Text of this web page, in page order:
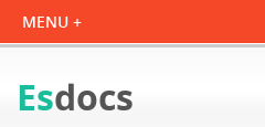
Esdocs